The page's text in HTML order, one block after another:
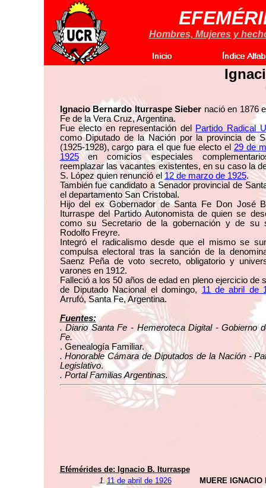
Hombres, Mujeres y
Ignacio Bernardo Iturraspe Sieber nació en 1876
Fe de la Vera Cruz, Argentina.
Fue electo en representación del
Partido Radical
como Diputado de la Nación por la provincia de
(1925-1928), cargo para el que fue electo el 29 de
1925en comicios especiales
reemplazar las vacantes existentes, en su caso la
S. López quien renunció el12 de marzo de 1925.
También fue candidato a Senador provincial de
el departamento San Cristobal.
Hijo del ex Gobernador de Santa Fe Don José
Iturraspe del Partido Autonomista de quien se
como su Secretario de la gobernación y de su
Rodolfo Freyre.
Integró el radicalismo desde que el mismo se
compulsa electoral tras la sanción de la
Saenz Peña de voto secreto, obligatorio y
varones en 1912.
Falleció a los 50 años de edad en pleno ejercicio de
de Diputado Nacional el domingo, 11 de abril de
Arrufó, Santa Fe, Argentina.
Fuentes:
. Diario Santa Fe - Hemeroteca Digital - Gobierno
Fe.
. Genealogía Familiar.
. Honorable Cámara de Diputados de la Nación -
Legislativo.
. Portal Familias Argentinas.
Efémérides de: Ignacio B. Iturraspe
1. 11 de abril de 1926 MUERE IGNACIO